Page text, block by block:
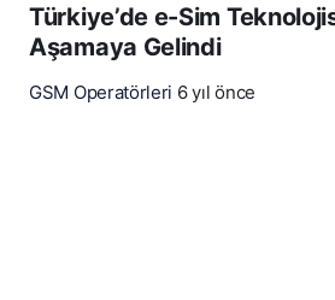
Türkiye’de e-Sim
Aşamaya Gelindi
GSM Operatörleri 6 yıl önce